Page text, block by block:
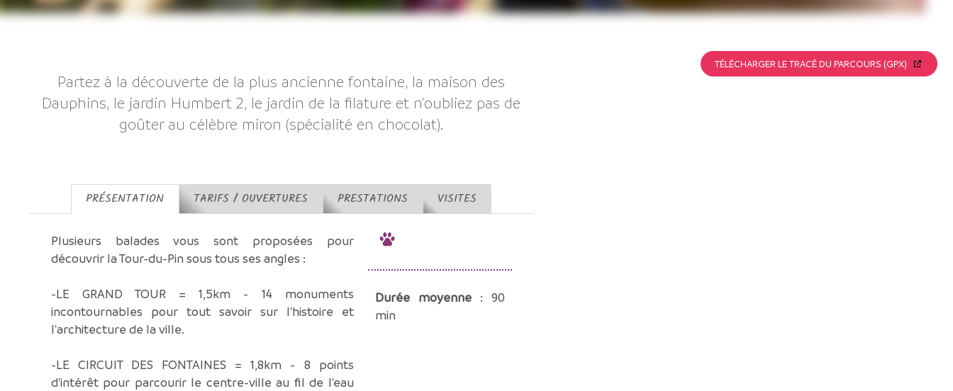
Partez à la découverte de la plus ancienne fontaine, la maison des
Dauphins, le jardin Humbert 2, le jardin de la filature et n'oubliez pas de
goûter au célèbre miron (spécialité en chocolat).
PRÉSENTATION TARIFS / OUVERTURES PRESTATIONS VISITES
Plusieurs balades vous sont proposées pour
découvrir la Tour-du-Pin sous tous ses angles :
-LE GRAND TOUR = 1,5km - 14 monuments
incontournables pour tout savoir sur l'histoire et
l'architecture de la ville.
-LE CIRCUIT DES FONTAINES = 1,8km - 8 points
d'intérêt pour parcourir le centre-ville au fil de l'eau
Durée moyenne: 90
min
TÉLÉCHARGER LE TRACÉ DU PARCOURS (GPX)